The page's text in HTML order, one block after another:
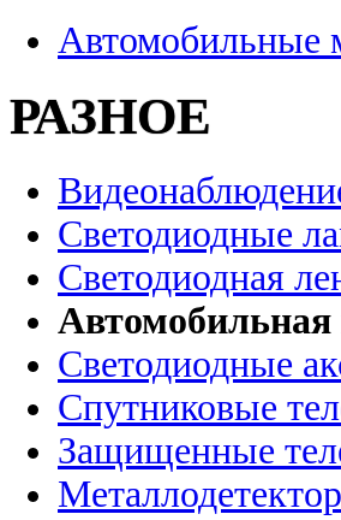
Автомобильные
РАЗНОЕ
Светодиодные
Светодиодная
Автомобильная
Светодиодные
Спутниковые
Защищенные